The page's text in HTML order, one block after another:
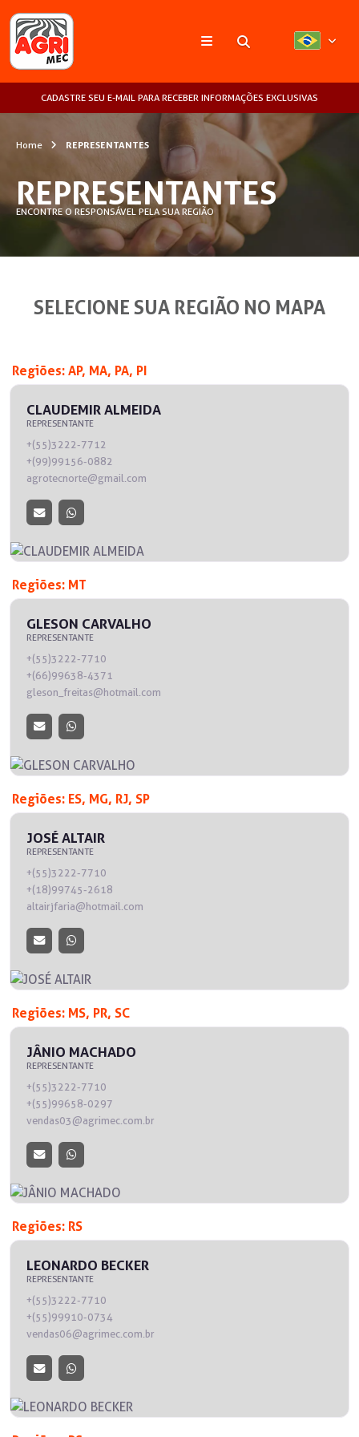
Pesquisar
CADASTRE SEU E-MAIL PARA RECEBER INFORMAÇÕES EXCLUSIVAS
Home REPRESENTANTES
REPRESENTANTES
ENCONTRE O RESPONSÁVEL PELA SUA REGIÃO
SELECIONE SUA REGIÃO NO MAPA
Regiões: AP, MA, PA, PI
CLAUDEMIR ALMEIDA
REPRESENTANTE
+(55)3222-7712
+(99)99156-0882
agrotecnorte@gmail.com
Regiões: MT
GLESON CARVALHO
REPRESENTANTE
+(55)3222-7710
+(66)99638-4371
gleson_freitas@hotmail.com
Regiões: ES, MG, RJ, SP
JOSÉ ALTAIR
REPRESENTANTE
+(55)3222-7710
+(18)99745-2618
altairjfaria@hotmail.com
Regiões: MS, PR, SC
JÂNIO MACHADO
REPRESENTANTE
+(55)3222-7710
+(55)99658-0297
vendas03@agrimec.com.br
Regiões: RS
LEONARDO BECKER
REPRESENTANTE
+(55)3222-7710
+(55)99910-0734
vendas06@agrimec.com.br